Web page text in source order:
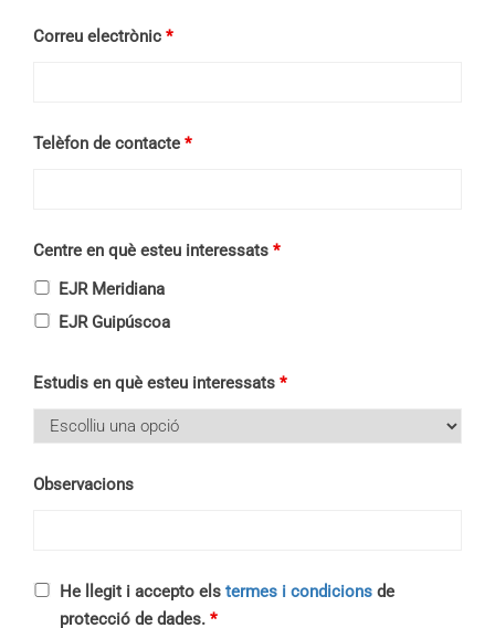
Correu electrònic *
Telèfon de contacte *
Centre en què esteu interessats *
EJR Meridiana
EJR Guipúscoa
Estudis en què esteu interessats *
Observacions
He llegit i accepto els termes i condicionsde
protecció de dades. *